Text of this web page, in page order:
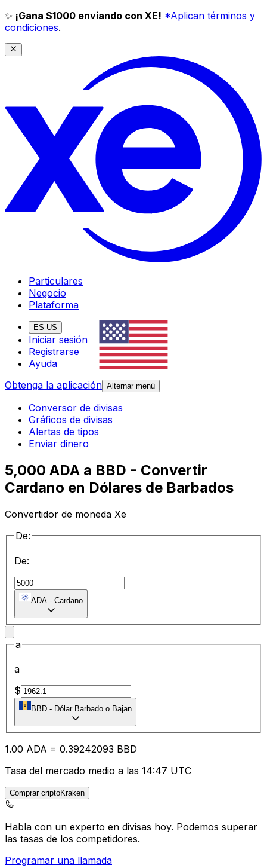
✨ ¡Gana $1000 enviando con XE! *Aplican términos y
condiciones.
Particulares
Negocio
Plataforma
ES-US
Iniciar sesión
Registrarse
Ayuda
Obtenga la aplicación Alternar menú
Conversor de divisas
Gráficos de divisas
Alertas de tipos
Enviar dinero
5,000 ADA a BBD - Convertir
Cardano en Dólares de Barbados
Convertidor de moneda Xe
De:
De:
ADA - Cardano
a
a
$
BBD - Dólar Barbado o Bajan
1.00 ADA = 0.39242093 BBD
Tasa del mercado medio a las 14:47 UTC
Comprar criptoKraken
Habla con un experto en divisas hoy. Podemos superar
las tasas de los competidores.
Programar una llamada